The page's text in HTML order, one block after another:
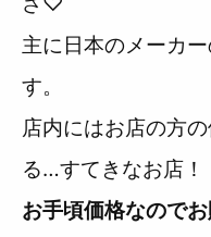
主に日本のメーカ
す。
店内にはお店の方
る…すてきなお店！
お手頃価格なので